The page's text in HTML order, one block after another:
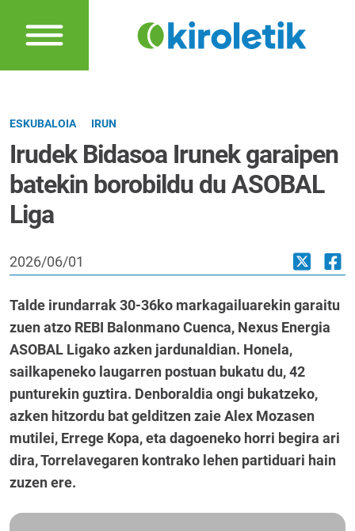
ESKUBALOIA IRUN
Irudek Bidasoa Irunek garaipen
batekin borobildu du ASOBAL
Liga
2026/06/01
Talde irundarrak 30-36ko markagailuarekin garaitu
zuen atzo REBI Balonmano Cuenca, Nexus Energia
ASOBAL Ligako azken jardunaldian. Honela,
sailkapeneko laugarren postuan bukatu du, 42
punturekin guztira. Denboraldia ongi bukatzeko,
azken hitzordu bat gelditzen zaie Alex Mozasen
mutilei, Errege Kopa, eta dagoeneko horri begira ari
dira, Torrelavegaren kontrako lehen partiduari hain
zuzen ere.